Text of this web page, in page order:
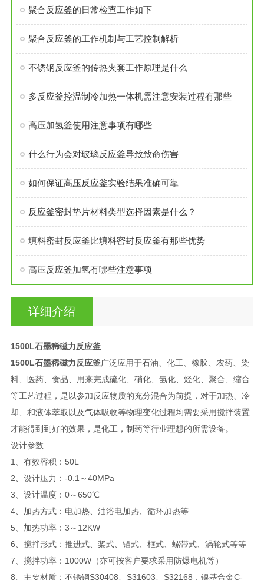
聚合反应釜的日常检查工作如下
聚合反应釜的工作机制与工艺控制解析
不锈钢反应釜的传热夹套工作原理是什么
多反应釜控温制冷加热一体机需注意安装过程有那些
高压加氢釜使用注意事项有哪些
什么行为会对玻璃反应釜导致致命伤害
如何保证高压反应釜实验结果准确可靠
反应釜密封垫片材料类型选择因素是什么？
填料密封反应釜比填料密封反应釜有那些优势
高压反应釜加氢有哪些注意事项
详细介绍
1500L石墨稀磁力反应釜
1500L石墨稀磁力反应釜广泛应用于石油、化工、橡胶、农药、染
料、医药、食品、用来完成硫化、硝化、氢化、烃化、聚合、缩合
等工艺过程，是以参加反应物质的充分混合为前提，对于加热、冷
却、和液体萃取以及气体吸收等物理变化过程均需要采用搅拌装置
才能得到到好的效果，是化工，制药等行业理想的所需设备。
设计参数
1、有效容积：50L
2、设计压力：-0.1～40MPa
3、设计温度：0～650℃
4、加热方式：电加热、油浴电加热、循环加热等
5、加热功率：3～12KW
6、搅拌形式：推进式、桨式、锚式、框式、螺带式、涡轮式等等
7、搅拌功率：1000W（亦可按客户要求采用防爆电机等）
8、主要材质：不锈钢S30408、S31603、S32168，镍基合金C-